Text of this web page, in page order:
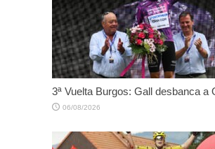
3ª Vuelta Burgos: Gall desbanca a
06/08/2026